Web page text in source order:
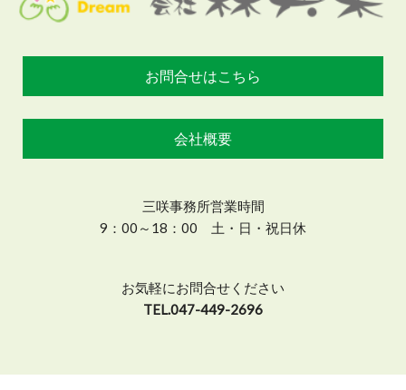
お問合せはこちら
会社概要
三咲事務所営業時間
9：00～18：00 土・日・祝日休
お気軽にお問合せください
TEL.047-449-2696